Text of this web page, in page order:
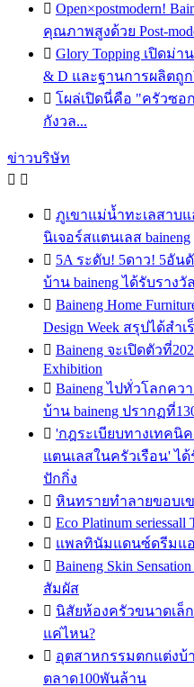
 Open×postmodern!
คุณภาพสูงด้วย Post-
 Glory Topping เปิดม่า
& D และฐานการผลิตถู
 โผล่เปิดนี่คือ "ครัวซอ
กังวล...
ข่าวบริษัท
 
 ภูเขาแม่น้ำทะเลสาบ
นิเจอร์สแตนเลส baineng
 5A ระดับ! 5ดาว! 5อัน
บ้าน baineng ได้รับราง
 Baineng Home
Design Week สรุปได้สำเ
 Baineng จะเปิดตัวที่
Exhibition
 Baineng ไปทั่วโลกคว
บ้าน baineng ปรากฏที่
 'กฎระเบียบทางเทคนิ
แตนเลสในครัวเรือน' ไ
ปักกิ่ง
 หินทรายทำลายขอบเ
 Eco Platinum seriessall
 แพลทินัมแดนซ์ดรีมแอ
 Baineng Skin
สัมผัส
 นิสัยห้องครัวขนาดเล็
แค่ไหน?
 อุตสาหกรรมตกแต่งบ้
ตลาด100พันล้าน